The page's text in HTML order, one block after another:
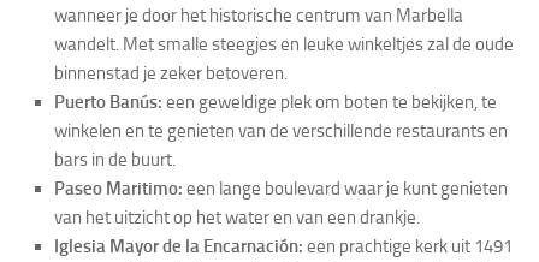
wanneer je door het historische centrum van Marbella
wandelt. Met smalle steegjes en leuke winkeltjes zal de oude
binnenstad je zeker betoveren.
Puerto Banús: een geweldige plek om boten te bekijken, te
winkelen en te genieten van de verschillende restaurants en
bars in de buurt.
Paseo Maritimo: een lange boulevard waar je kunt genieten
van het uitzicht op het water en van een drankje.
Iglesia Mayor de la Encarnación: een prachtige kerk uit 1491